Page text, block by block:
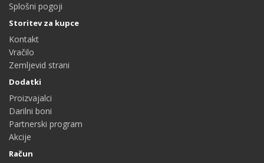
Splošni pogoji
Storitev za kupce
Kontakt
Vračilo
Zemljevid strani
Dodatki
Proizvajalci
Darilni boni
Partnerski program
Akcije
Račun